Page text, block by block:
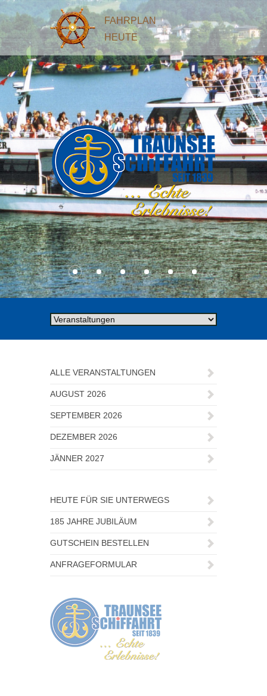
FAHRPLAN
HEUTE
ALLE VERANSTALTUNGEN
AUGUST 2026
SEPTEMBER 2026
DEZEMBER 2026
JÄNNER 2027
HEUTE FÜR SIE UNTERWEGS
185 JAHRE JUBILÄUM
GUTSCHEIN BESTELLEN
ANFRAGEFORMULAR